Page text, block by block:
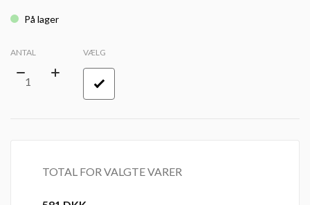
På lager
ANTAL VÆLG
TOTAL FOR VALGTE VARER